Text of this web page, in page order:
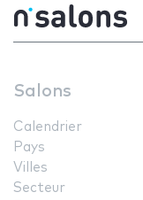
Salons
Calendrier
Pays
Villes
Secteur